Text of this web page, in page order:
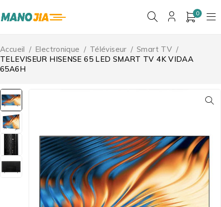
0
Accueil / Electronique / Téléviseur / Smart TV /
TELEVISEUR HISENSE 65 LED SMART TV 4K VIDAA
65A6H